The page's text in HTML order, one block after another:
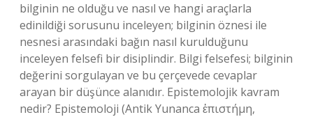
bilginin ne olduğu ve nasıl ve hangi araçlarla
edinildiği sorusunu inceleyen; bilginin öznesi ile
nesnesi arasındaki bağın nasıl kurulduğunu
inceleyen felsefi bir disiplindir. Bilgi felsefesi; bilginin
değerini sorgulayan ve bu çerçevede cevaplar
arayan bir düşünce alanıdır. Epistemolojik kavram
nedir? Epistemoloji (Antik Yunanca ἐπιστήμη,